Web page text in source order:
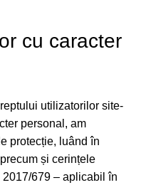
cu caracter
utilizatorilor site-
personal, am
protecție, luând în
și cerințele
679 – aplicabil în